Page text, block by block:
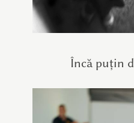
Încă puțin